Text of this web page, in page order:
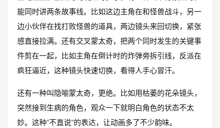
能同时讲两条故事线。比如这边主角在和怪兽战斗，另一
边小伙伴在找打败怪兽的道具，两边镜头来回切换，紧张
感直接拉满。还有交叉蒙太奇，把两个同时发生的关键事
件剪在一起，比如主角在倒计时的炸弹旁拆引线，反派在
疯狂逼近，这种镜头快速切换，看得人手心冒汗。
还有一种叫隐喻蒙太奇，更绝。比如用枯萎的花朵镜头，
突然接到生病的角色，观众一下就明白角色的状态不太
妙。这种“不直说”的表达，让动画多了不少韵味。